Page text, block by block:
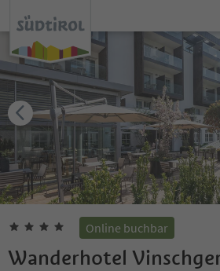
Online buchbar
Wanderhotel